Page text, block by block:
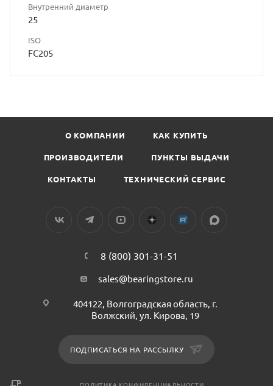
Внутренний диаметр
25
ISO
FC205
О КОМПАНИИ КАК КУПИТЬ
ПРОИЗВОДИТЕЛИ ПУНКТЫ ВЫДАЧИ
КОНТАКТЫ ТЕХНИЧЕСКИЙ СЕРВИС
8 (800) 301-31-51
sales@bearingstore.ru
404122, Волгоградская область, г.
Волжский, ул. Кирова, 19
ПОДПИСАТЬСЯ НА РАССЫЛКУ